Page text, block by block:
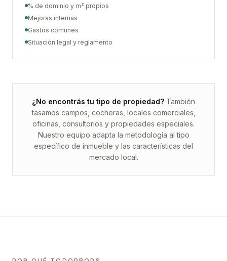
% de dominio y m² propios
Mejoras internas
Gastos comunes
Situación legal y reglamento
¿No encontrás tu tipo de propiedad? También
tasamos campos, cocheras, locales comerciales,
oficinas, consultorios y propiedades especiales.
Nuestro equipo adapta la metodología al tipo
específico de inmueble y las características del
mercado local.